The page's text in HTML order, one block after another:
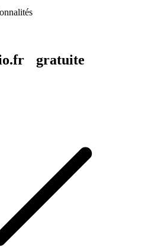
gratuite